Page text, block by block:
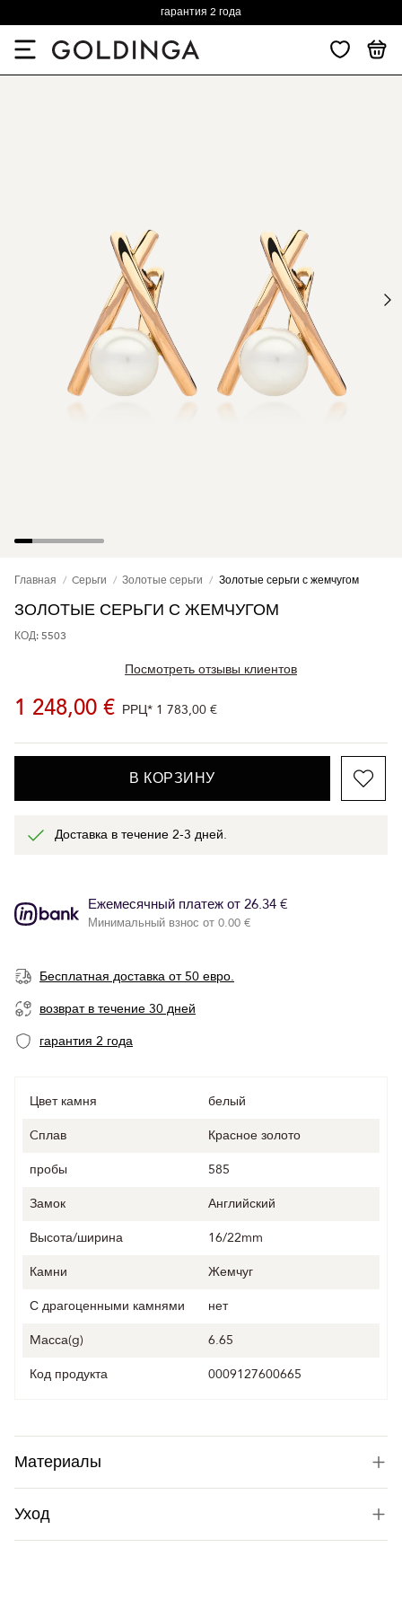
гарантия 2 года
Главная Cерьги Золотые серьги Золотые серьги с жемчугом
ЗОЛОТЫЕ СЕРЬГИ С ЖЕМЧУГОМ
КОД: 5503
Посмотреть отзывы клиентов
1 248,00 € РРЦ* 1 783,00 €
В КОРЗИНУ
Доставка в течение 2-3 дней.
Ежемесячный платеж от 26.34 €
Минимальный взнос от 0.00 €
Бесплатная доставка от 50 евро.
возврат в течение 30 дней
гарантия 2 года
Цвет камня
белый
Cплав
Красное золото
пробы
585
Замок
Английский
Высота/ширина
16/22mm
Камни
Жемчуг
С драгоценными камнями
нет
Mасса(g)
6.65
Код продукта
0009127600665
Материалы
Уход